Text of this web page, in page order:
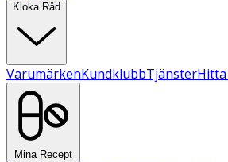
Kloka Råd
VarumärkenKundklubbTjänster
Mina Recept